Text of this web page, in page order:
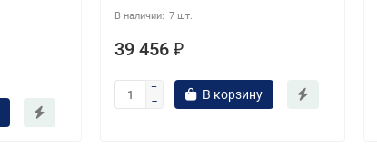
7 шт.
39 456 ₽
В корзину